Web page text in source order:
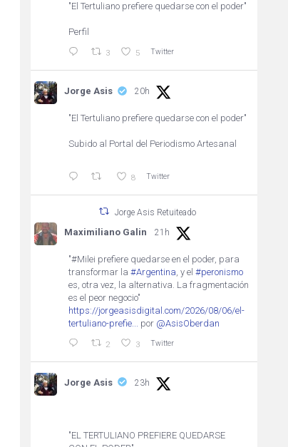
"El Tertuliano prefiere quedarse con el poder"
Perfil
3 5 Twitter
Jorge Asis 20h
"El Tertuliano prefiere quedarse con el poder"
Subido al Portal del Periodismo Artesanal
8 Twitter
Jorge Asis Retuiteado
Maximiliano Galin 21h
"#Milei prefiere quedarse en el poder, para
transformar la #Argentina , y el #peronismo
es, otra vez, la alternativa. La fragmentación
es el peor negocio"
https://jorgeasisdigital.com/2026/08/06/el-
tertuliano-prefie...
por @AsisOberdan
2 3 Twitter
Jorge Asis 23h
"EL TERTULIANO PREFIERE QUEDARSE